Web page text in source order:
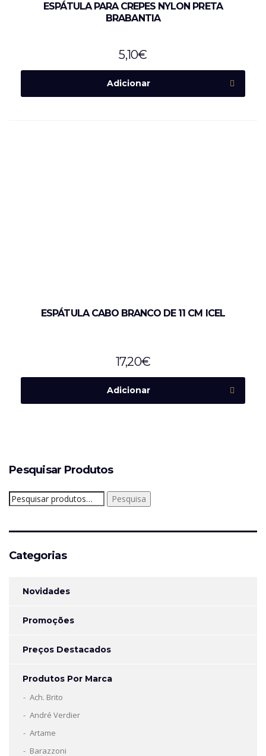
ESPÁTULA PARA CREPES NYLON PRETA
BRABANTIA
5,10€
Adicionar
ESPÁTULA CABO BRANCO DE 11 CM ICEL
17,20€
Adicionar
Pesquisar Produtos
Pesquisar
por:
Pesquisa
Categorias
Novidades
Promoções
Preços Destacados
Produtos Por Marca
Ach. Brito
André Verdier
Artame
Barazzoni